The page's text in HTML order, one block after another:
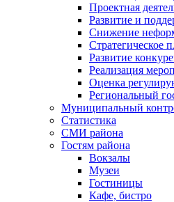
Проектная
Развитие и
Снижение
Стратегическое
Развитие
Реализация
Оценка
Региональный
Муниципальный
Статистика
СМИ района
Гостям района
Вокзалы
Музеи
Гостиницы
Кафе, бистро